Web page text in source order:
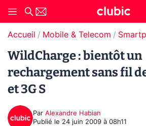
Accueil Mobile & Telecom
WildCharge : bientôt un
rechargement sans fil
et 3G S
Par Alexandre Habian
Publié le 24 juin 2009 à 08h11